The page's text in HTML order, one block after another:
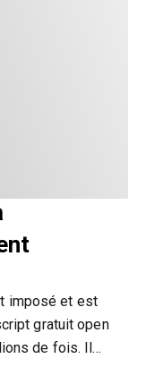
imposé et est
gratuit open
de fois. Il…